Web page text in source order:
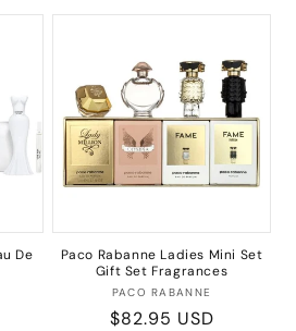
De
Paco Rabanne Ladies Mini Set
Gift Set Fragrances
Proveedor:
PACO RABANNE
Precio
$82.95 USD